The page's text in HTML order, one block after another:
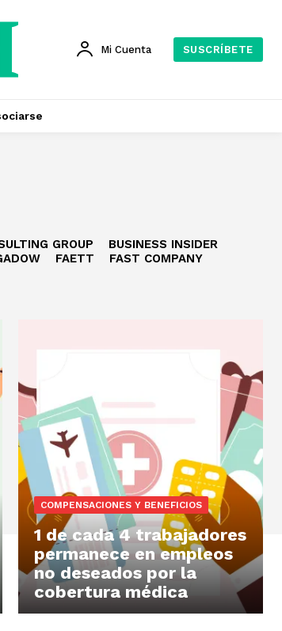
Mi Cuenta SUSCRÍBETE
GROUP
BUSINESS INSIDER
FAETT
FAST COMPANY
COMPENSACIONES Y BENEFICIOS
1 de cada 4 trabajadores
permanece en empleos
no deseados por la
cobertura médica